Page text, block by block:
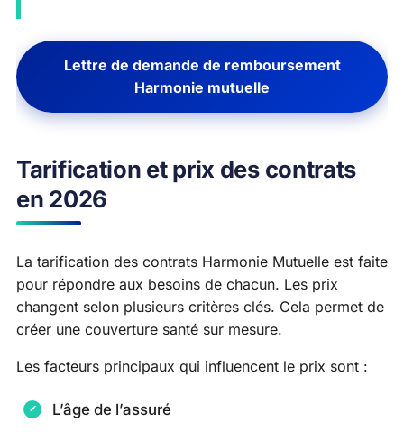
Lettre de demande de remboursement
Harmonie mutuelle
Tarification et prix des contrats
en 2026
La tarification des contrats Harmonie Mutuelle est faite
pour répondre aux besoins de chacun. Les prix
changent selon plusieurs critères clés. Cela permet de
créer une couverture santé sur mesure.
Les facteurs principaux qui influencent le prix sont :
L’âge de l’assuré